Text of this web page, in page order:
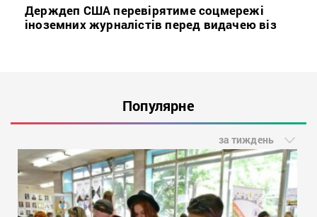
Держдеп США перевірятиме соцмережі
іноземних журналістів перед видачею віз
Популярне
за тиждень